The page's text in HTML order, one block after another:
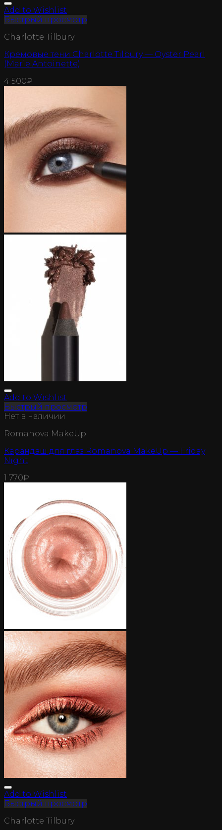
Add to Wishlist
Быстрый просмотр
Charlotte Tilbury
Кремовые тени Charlotte Tilbury — Oyster Pearl
(Marie Antoinette)
4 500₽
Add to Wishlist
Быстрый просмотр
Нет в наличии
Romanova MakeUp
Карандаш для глаз Romanova MakeUp — Friday
Night
1 770₽
Add to Wishlist
Быстрый просмотр
Charlotte Tilbury